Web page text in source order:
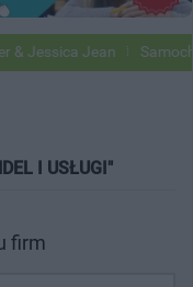
Jessica Jean
I USŁUGI"
firm